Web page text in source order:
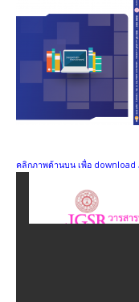
วารสารบั
๒๕๖๑
วารสารบัณ
๒๕๖๑
วารสารบัณ
๒๕๖๐
๒๕๖๐
คลิกภาพด้านบน เพื่อ download